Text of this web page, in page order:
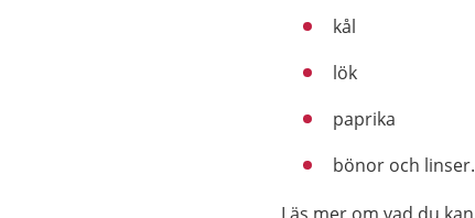
kål
lök
paprika
bönor och linser.